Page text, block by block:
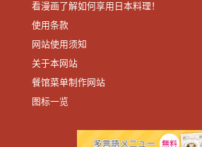
看漫画了解如何享用日本料理！
使用条款
网站使用须知
关于本网站
餐馆菜单制作网站
图标一览